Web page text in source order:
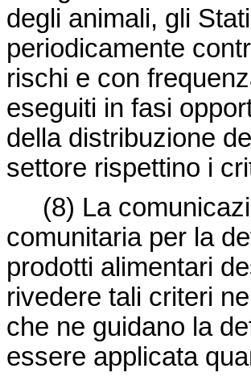
degli animali, gli
periodicamente
rischi e con
eseguiti in fasi
della distribuzione
settore rispettino i
(8) La
comunitaria per la
prodotti alimentari
rivedere tali criteri
che ne guidano la
essere applicata